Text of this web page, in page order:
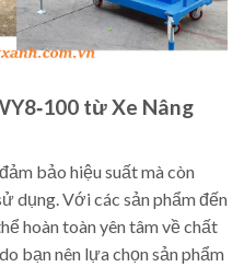
từ Xe Nâng
bảo hiệu suất mà còn
dụng. Với các sản phẩm đến
hoàn toàn yên tâm về chất
bạn nên lựa chọn sản phẩm